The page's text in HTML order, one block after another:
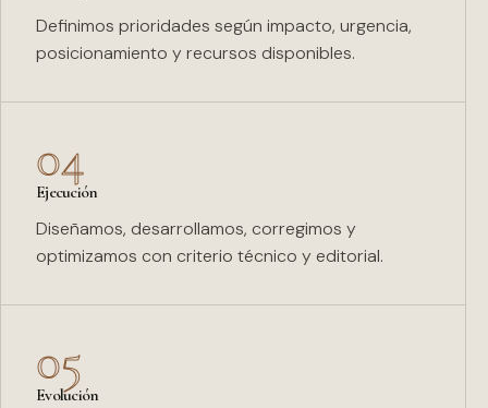
Definimos prioridades según impacto, urgencia,
posicionamiento y recursos disponibles.
04
Ejecución
Diseñamos, desarrollamos, corregimos y
optimizamos con criterio técnico y editorial.
05
Evolución